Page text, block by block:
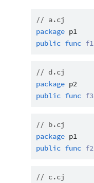
// a.cj
package p1
public func f1
// d.cj
package p2
public func f3
// b.cj
package p1
public func f2
// c.cj